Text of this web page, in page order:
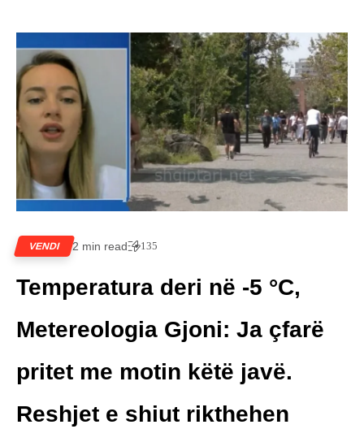
VENDI 2 min read 135
Temperatura deri në -5 °C,
Metereologia Gjoni: Ja çfarë
pritet me motin këtë javë.
Reshjet e shiut rikthehen